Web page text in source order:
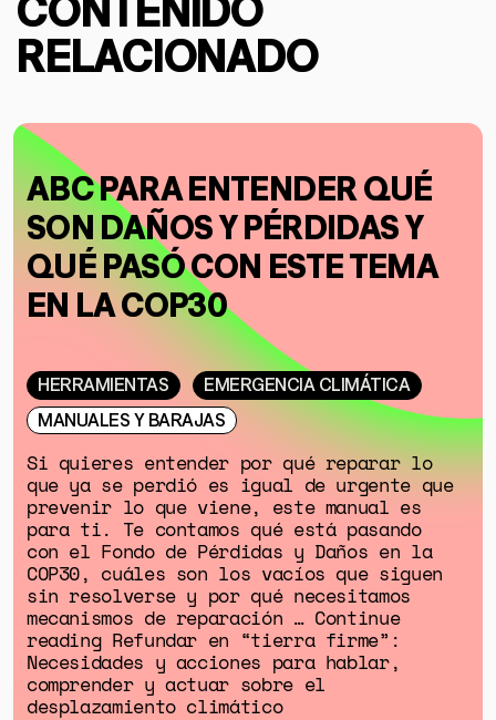
RELACIONADO
ABC PARA ENTENDER QUÉ
SON DAÑOS Y PÉRDIDAS Y
QUÉ PASÓ CON ESTE TEMA
EN LA COP30
HERRAMIENTAS
EMERGENCIA CLIMÁTICA
MANUALES Y BARAJAS
Si quieres entender por qué reparar lo
que ya se perdió es igual de urgente que
prevenir lo que viene, este manual es
para ti. Te contamos qué está pasando
con el Fondo de Pérdidas y Daños en la
COP30, cuáles son los vacíos que siguen
sin resolverse y por qué necesitamos
mecanismos de reparación … Continue
reading Refundar en “tierra firme”:
Necesidades y acciones para hablar,
comprender y actuar sobre el
desplazamiento climático